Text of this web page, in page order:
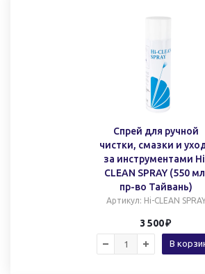
Спрей для ручной
чистки, смазки и
за инструментами
CLEAN SPRAY (550
пр-во Тайвань)
Артикул: Hi-CLEAN
3 500
В